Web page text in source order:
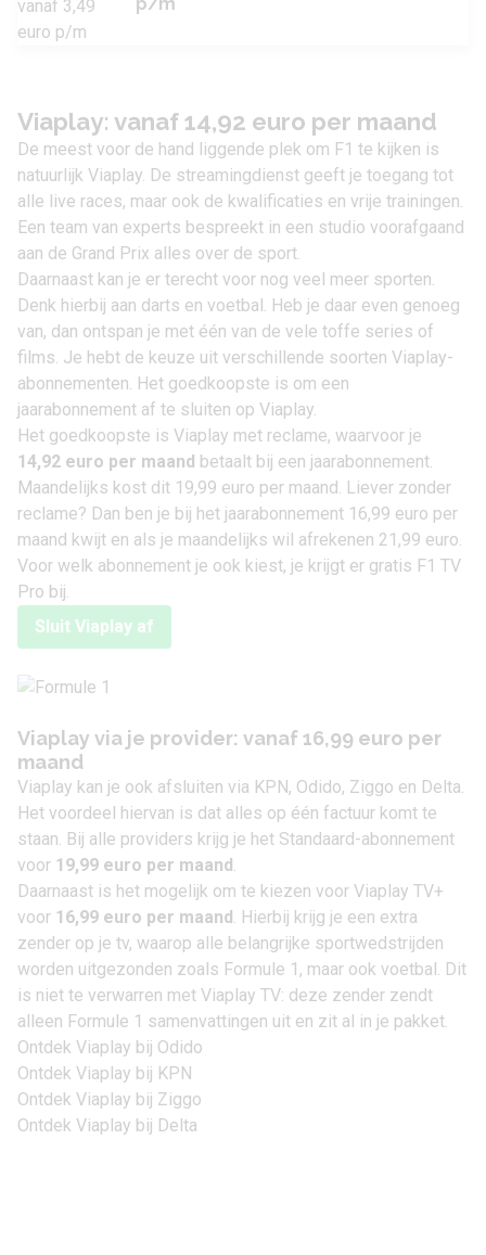
Viaplay: vanaf 14,92 euro per maand
De meest voor de hand liggende plek om F1 te kijken is
natuurlijk Viaplay. De streamingdienst geeft je toegang tot
alle live races, maar ook de kwalificaties en vrije trainingen.
Een team van experts bespreekt in een studio voorafgaand
aan de Grand Prix alles over de sport.
Daarnaast kan je er terecht voor nog veel meer sporten.
Denk hierbij aan darts en voetbal. Heb je daar even genoeg
van, dan ontspan je met één van de vele toffe series of
films. Je hebt de keuze uit verschillende soorten Viaplay-
abonnementen. Het goedkoopste is om een
jaarabonnement af te sluiten op Viaplay.
Het goedkoopste is Viaplay met reclame, waarvoor je
14,92 euro per maand betaalt bij een jaarabonnement.
Maandelijks kost dit 19,99 euro per maand. Liever zonder
reclame? Dan ben je bij het jaarabonnement 16,99 euro per
maand kwijt en als je maandelijks wil afrekenen 21,99 euro.
Voor welk abonnement je ook kiest, je krijgt er gratis F1 TV
Pro bij.
Sluit Viaplay af
Viaplay via je provider: vanaf 16,99 euro per
maand
Viaplay kan je ook afsluiten via KPN, Odido, Ziggo en Delta.
Het voordeel hiervan is dat alles op één factuur komt te
staan. Bij alle providers krijg je het Standaard-abonnement
voor 19,99 euro per maand.
Daarnaast is het mogelijk om te kiezen voor Viaplay TV+
voor 16,99 euro per maand. Hierbij krijg je een extra
zender op je tv, waarop alle belangrijke sportwedstrijden
worden uitgezonden zoals Formule 1, maar ook voetbal. Dit
is niet te verwarren met Viaplay TV: deze zender zendt
alleen Formule 1 samenvattingen uit en zit al in je pakket.
Ontdek Viaplay bij Odido
Ontdek Viaplay bij KPN
Ontdek Viaplay bij Ziggo
Ontdek Viaplay bij Delta